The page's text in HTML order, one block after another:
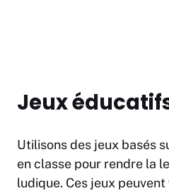
Jeux
Utilisons des jeux basés
en classe pour rendre la
ludique. Ces jeux